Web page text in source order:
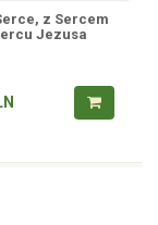
z Sercem
Jezusa